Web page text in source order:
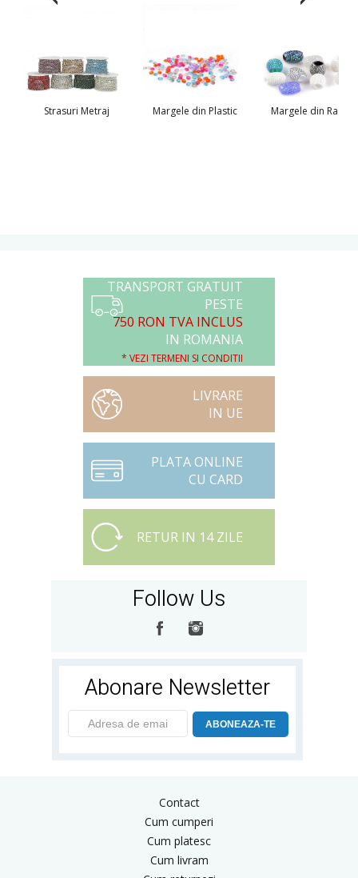
Strasuri Metraj Margele din Plastic Margele din Rasina
TRANSPORT GRATUIT
PESTE
750 RON TVA INCLUS
IN ROMANIA
* VEZI TERMENI SI CONDITII
LIVRARE
IN UE
PLATA ONLINE
CU CARD
RETUR IN 14 ZILE
Follow Us
Abonare Newsletter
ABONEAZA-TE
Contact
Cum cumperi
Cum platesc
Cum livram